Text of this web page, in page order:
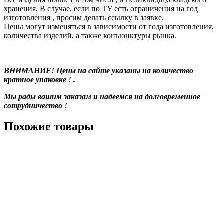
хранения. В случае, если по ТУ есть ограничения на год
изготовления , просим делать ссылку в заявке.
Цены могут изменяться в зависимости от года изготовления,
количества изделий, а также конъюнктуры рынка.
ВНИМАНИЕ! Цены на сайте указаны на количество
кратное упаковке ! .
Мы рады вашим заказам и надеемся на долговременное
сотрудничество !
Похожие товары